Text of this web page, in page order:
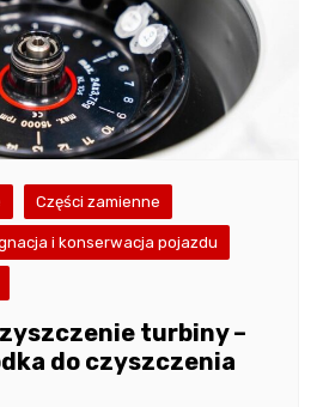
Części zamienne
i konserwacja pojazdu
turbiny –
do czyszczenia